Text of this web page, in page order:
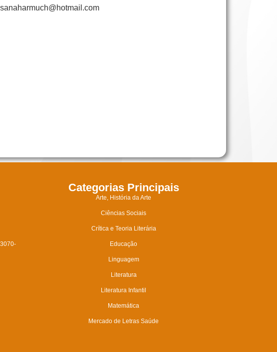
Categorias Principais
Arte, História da Arte
Ciências Sociais
Crítica e Teoria Literária
Educação
Linguagem
Literatura
Literatura Infantil
Matemática
Mercado de Letras Saúde